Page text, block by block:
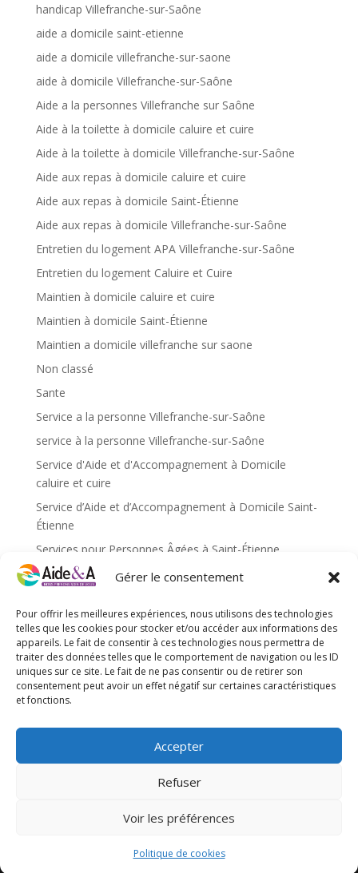
Gérer le consentement
Pour offrir les meilleures expériences, nous utilisons des technologies
telles que les cookies pour stocker et/ou accéder aux informations des
appareils. Le fait de consentir à ces technologies nous permettra de
traiter des données telles que le comportement de navigation ou les ID
uniques sur ce site. Le fait de ne pas consentir ou de retirer son
consentement peut avoir un effet négatif sur certaines caractéristiques
et fonctions.
Accepter
Refuser
Voir les préférences
Politique de cookies
handicap Villefranche-sur-Saône
aide a domicile saint-etienne
aide a domicile villefranche-sur-saone
aide à domicile Villefranche-sur-Saône
Aide a la personnes Villefranche sur Saône
Aide à la toilette à domicile caluire et cuire
Aide à la toilette à domicile Villefranche-sur-Saône
Aide aux repas à domicile caluire et cuire
Aide aux repas à domicile Saint-Étienne
Aide aux repas à domicile Villefranche-sur-Saône
Entretien du logement APA Villefranche-sur-Saône
Entretien du logement Caluire et Cuire
Maintien à domicile caluire et cuire
Maintien à domicile Saint-Étienne
Maintien a domicile villefranche sur saone
Non classé
Sante
Service a la personne Villefranche-sur-Saône
service à la personne Villefranche-sur-Saône
Service d'Aide et d'Accompagnement à Domicile
caluire et cuire
Service d’Aide et d’Accompagnement à Domicile Saint-
Étienne
Services pour Personnes Âgées à Saint-Étienne
Services pour personnes âgées caluire et cuire
Services pour personnes âgées Villefranche-sur-Saône
Méta
Connexion
Gentleview©2026